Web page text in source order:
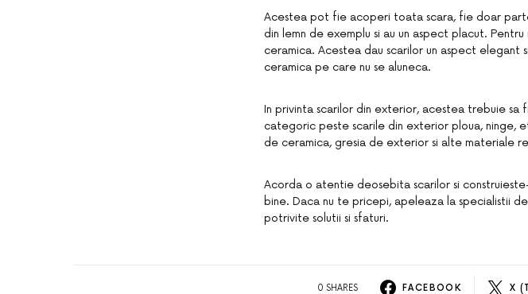
Acestea pot fie acoperi toata scara, fie doar
din lemn de exemplu si au un aspect placut.
ceramica. Acestea dau scarilor un aspect elegant
ceramica pe care nu se aluneca.
In privinta scarilor din exterior, acestea trebuie
categoric peste scarile din exterior ploua, ninge,
de ceramica, gresia de exterior si alte materiale
Acorda o atentie deosebita scarilor si
bine. Daca nu te pricepi, apeleaza la specialistii
potrivite solutii si sfaturi.
0 SHARES FACEBOOK X